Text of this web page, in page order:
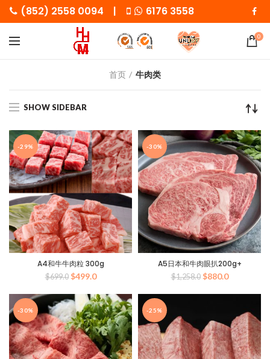
(852) 2558 0094 | 6176 3558
0
首页 牛肉类
SHOW SIDEBAR
-29%
A4和牛牛肉粒 300g
$699.0 原
为：
$699.0。
$499.0当
价
格
为：
$499.0。
-30%
A5日本和牛肉眼扒200g+
$1,258.0 原
为：
$880.0当
价
为：
$880.0。
-30% -25%